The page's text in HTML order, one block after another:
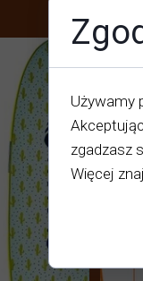
Używamy
zgadzasz
Więcej